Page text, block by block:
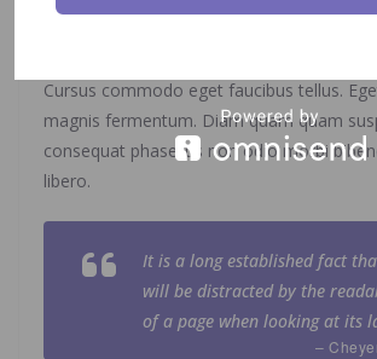
Cursus commodo eget faucibus tellus.
magnis fermentum. Diam quam quam
consequat phasellus non odio morbi
libero.
It is a long established fact
will be distracted by the
of a page when looking at its
–